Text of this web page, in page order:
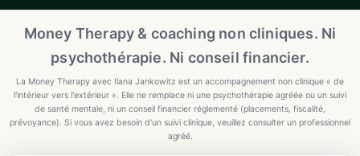
Money Therapy & coaching non cliniques. Ni
psychothérapie. Ni conseil financier.
La Money Therapy avec Ilana Jankowitz est un accompagnement non clinique « de
l'intérieur vers l'extérieur ». Elle ne remplace ni une psychothérapie agréée ou un suivi
de santé mentale, ni un conseil financier réglementé (placements, fiscalité,
prévoyance). Si vous avez besoin d'un suivi clinique, veuillez consulter un professionnel
agréé.